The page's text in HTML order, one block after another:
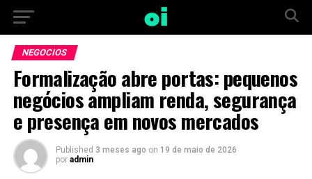
NEGOCIOS
Formalização abre portas: pequenos
negócios ampliam renda, segurança
e presença em novos mercados
Published 3 meses ago on 19 de maio de 2026
por admin
Vá para versão mobile